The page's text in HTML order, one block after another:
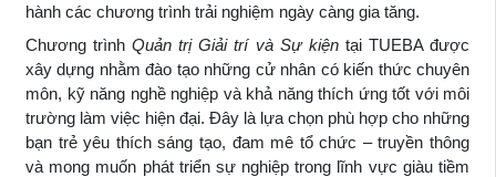
hành các chương trình trải nghiệm ngày càng gia tăng.
Chương trìnhQuản trị Giải trí và Sự kiệntại TUEBA được
xây dựng nhằm đào tạo những cử nhân có kiến thức chuyên
môn, kỹ năng nghề nghiệp và khả năng thích ứng tốt với môi
trường làm việc hiện đại. Đây là lựa chọn phù hợp cho những
bạn trẻ yêu thích sáng tạo, đam mê tổ chức – truyền thông
và mong muốn phát triển sự nghiệp trong lĩnh vực giàu tiềm